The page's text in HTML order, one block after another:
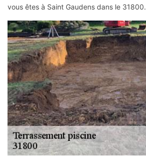
vous êtes à Saint Gaudens dans le 31800.